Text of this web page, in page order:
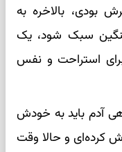
بودی، بالاخره به
سبک شود، یک
استراحت و نفس
آدم باید به خودش
کرده‌ای و حالا وقت